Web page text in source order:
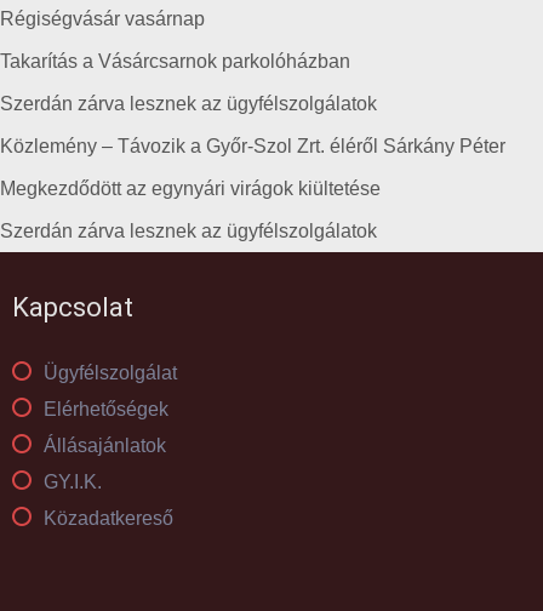
Régiségvásár vasárnap
Takarítás a Vásárcsarnok parkolóházban
Szerdán zárva lesznek az ügyfélszolgálatok
Közlemény – Távozik a Győr-Szol Zrt. éléről Sárkány Péter
Megkezdődött az egynyári virágok kiültetése
Szerdán zárva lesznek az ügyfélszolgálatok
Kapcsolat
Ügyfélszolgálat
Elérhetőségek
Állásajánlatok
GY.I.K.
Közadatkereső